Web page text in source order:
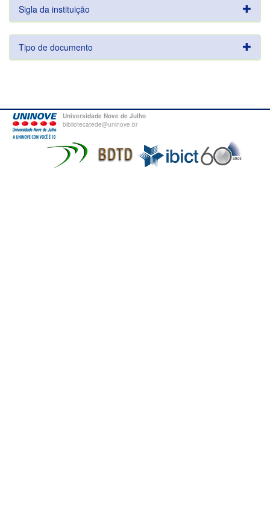
Sigla da instituição
Tipo de documento
Universidade Nove de Julho
bibliotecatede@uninove.br